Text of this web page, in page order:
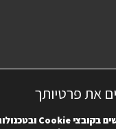
את פרטיותך
בקובציCookie